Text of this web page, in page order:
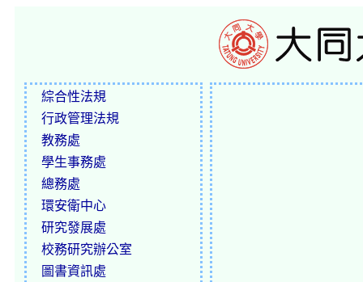
綜合性法規
行政管理法規
教務處
學生事務處
總務處
環安衛中心
研究發展處
校務研究辦公室
圖書資訊處